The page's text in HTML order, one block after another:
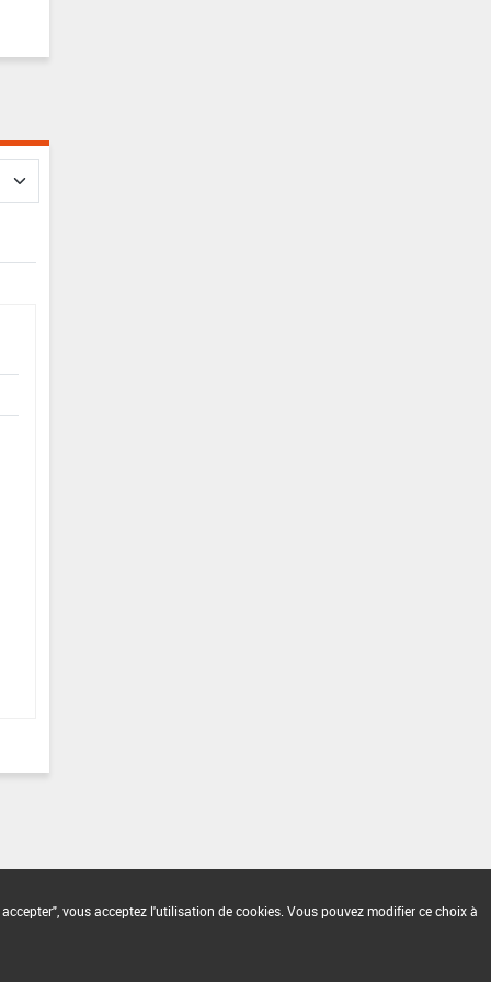
vous acceptez l'utilisation de cookies. Vous pouvez modifier ce choix à